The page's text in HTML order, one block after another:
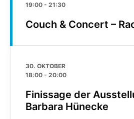
19:00 - 21:30
Couch & Concert –
30. OKTOBER
18:00 - 20:00
Finissage der
Barbara Hünecke